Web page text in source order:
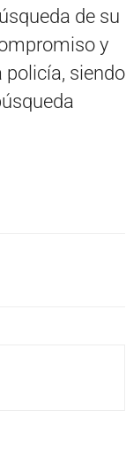
de su
y
siendo